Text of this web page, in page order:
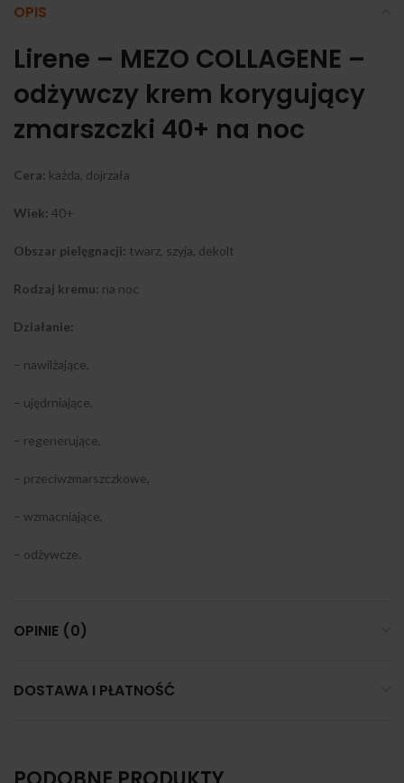
OPIS
Lirene – MEZO COLLAGENE –
odżywczy krem korygujący
zmarszczki 40+ na noc
Cera: każda, dojrzała
Wiek: 40+
Obszar pielęgnacji: twarz, szyja, dekolt
Rodzaj kremu: na noc
Działanie:
– nawilżające,
– ujędrniające,
– regenerujące,
– przeciwzmarszczkowe,
– wzmacniające,
– odżywcze.
OPINIE (0)
DOSTAWA I PŁATNOŚĆ